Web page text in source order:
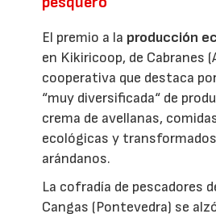
El premio a la producción
en Kikiricoop, de Cabranes
cooperativa que destaca
“muy diversificada“ de
crema de avellanas,
ecológicas y
arándanos.
La cofradía de pescadores
Cangas (Pontevedra) se